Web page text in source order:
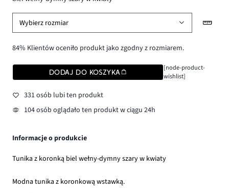
Wybierz rozmiar
84% Klientów oceniło produkt jako zgodny z rozmiarem.
DODAJ DO KOSZYKA
[node-product-
wishlist]
331 osób lubi ten produkt
104 osób oglądało ten produkt w ciągu 24h
Informacje o produkcie
Tunika z koronką biel wełny-dymny szary w kwiaty
Modna tunika z koronkową wstawką.